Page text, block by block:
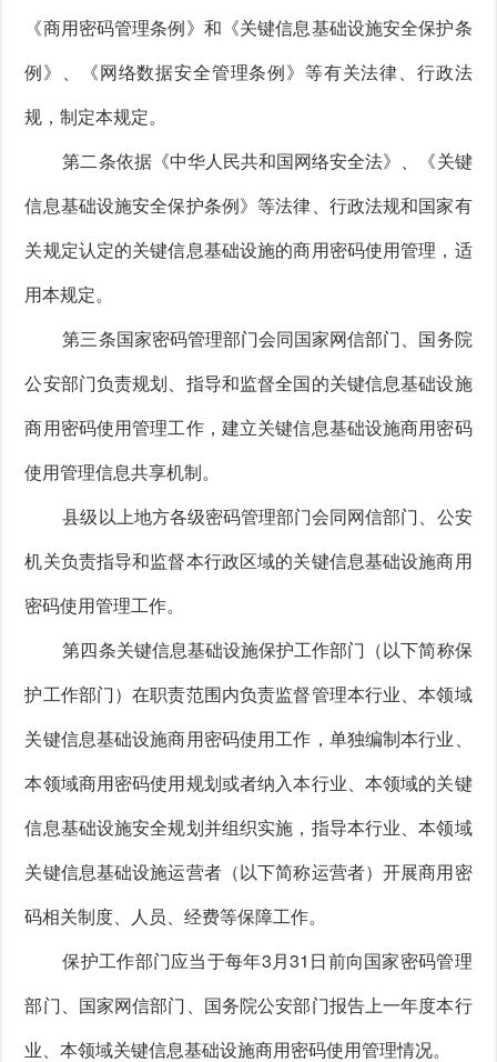
《商用密码管理条例》和《关键信息基础设施安全保护条
例》、《网络数据安全管理条例》等有关法律、行政法
规，制定本规定。
第二条依据《中华人民共和国网络安全法》、《关键
信息基础设施安全保护条例》等法律、行政法规和国家有
关规定认定的关键信息基础设施的商用密码使用管理，适
用本规定。
第三条国家密码管理部门会同国家网信部门、国务院
公安部门负责规划、指导和监督全国的关键信息基础设施
商用密码使用管理工作，建立关键信息基础设施商用密码
使用管理信息共享机制。
县级以上地方各级密码管理部门会同网信部门、公安
机关负责指导和监督本行政区域的关键信息基础设施商用
密码使用管理工作。
第四条关键信息基础设施保护工作部门（以下简称保
护工作部门）在职责范围内负责监督管理本行业、本领域
关键信息基础设施商用密码使用工作，单独编制本行业、
本领域商用密码使用规划或者纳入本行业、本领域的关键
信息基础设施安全规划并组织实施，指导本行业、本领域
关键信息基础设施运营者（以下简称运营者）开展商用密
码相关制度、人员、经费等保障工作。
保护工作部门应当于每年3月31日前向国家密码管理
部门、国家网信部门、国务院公安部门报告上一年度本行
业、本领域关键信息基础设施商用密码使用管理情况。